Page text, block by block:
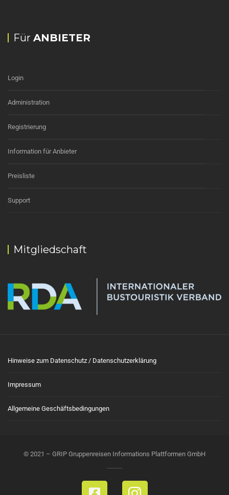
Für ANBIETER
Login
Administration
Registrierung
Information für Anbieter
Preisliste
Support
Mitgliedschaft
Hinweise zum Datenschutz / Datenschutzerklärung
Impressum
Allgemeine Geschäftsbedingungen
© 2021 – GRIP Gruppenreisen Informations Plattformen GmbH